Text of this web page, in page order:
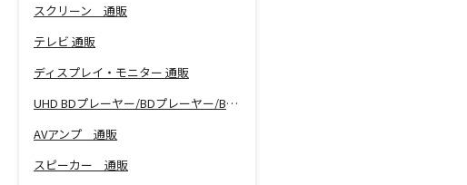
スクリーン 通販
テレビ 通販
ディスプレイ・モニター 通販
UHD BDプレーヤー/BDプレーヤー/BDレコーダー 通販
AVアンプ 通販
スピーカー 通販